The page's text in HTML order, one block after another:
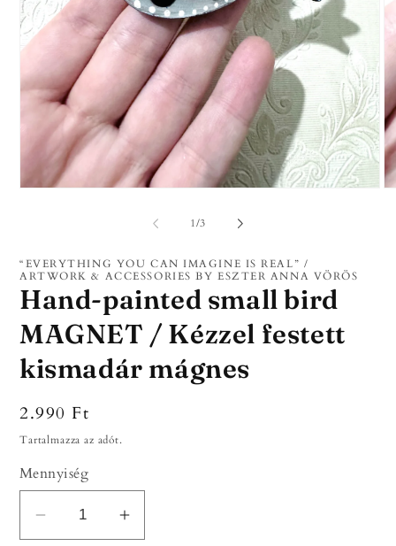
párbeszédpanelen
1//3
“EVERYTHING YOU CAN IMAGINE IS REAL” /
ARTWORK & ACCESSORIES BY ESZTER ANNA VÖRÖS
Hand-painted small bird
MAGNET / Kézzel festett
kismadár mágnes
Normál
ár
2.990 Ft
Tartalmazza az adót.
Mennyiség
Hand-
Hand-